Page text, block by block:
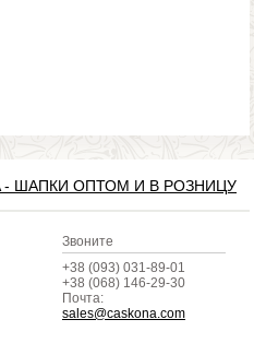
- ШАПКИ ОПТОМ И В РОЗНИЦУ
Звоните
+38 (093) 031-89-01
+38 (068) 146-29-30
Почта:
sales@caskona.com